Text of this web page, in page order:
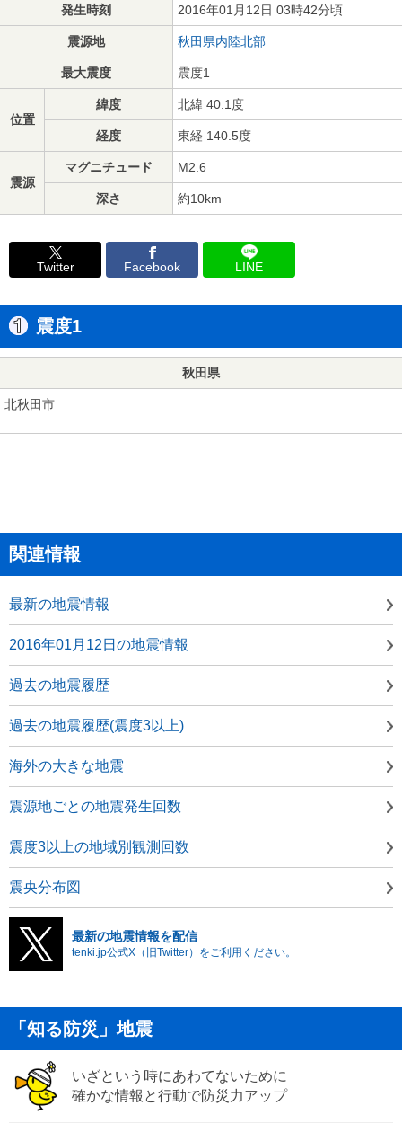
発生時刻 2016年01月12日 03時42分頃
震源地 秋田県内陸北部
最大震度 震度1
位置
緯度 北緯 40.1度
経度 東経 140.5度
震源
マグニチュード M2.6
深さ 約10km
Twitter Facebook LINE
震度1
秋田県
北秋田市
関連情報
最新の地震情報
2016年01月12日の地震情報
過去の地震履歴
過去の地震履歴(震度3以上)
海外の大きな地震
震源地ごとの地震発生回数
震度3以上の地域別観測回数
震央分布図
最新の地震情報を配信
tenki.jp公式X（旧Twitter）をご利用ください。
「知る防災」地震
いざという時にあわてないために
確かな情報と行動で防災力アップ